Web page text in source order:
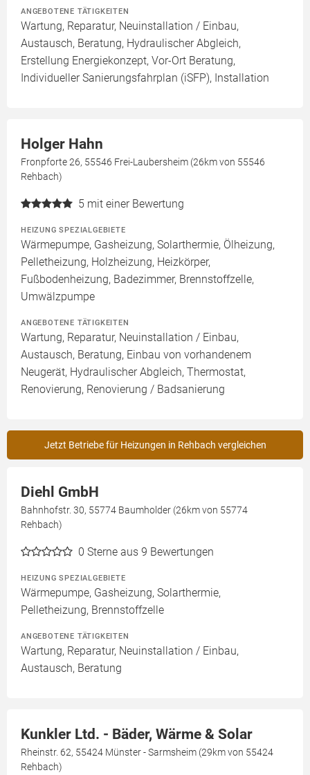
ANGEBOTENE TÄTIGKEITEN
Wartung, Reparatur, Neuinstallation / Einbau,
Austausch, Beratung, Hydraulischer Abgleich,
Erstellung Energiekonzept, Vor-Ort Beratung,
Individueller Sanierungsfahrplan (iSFP), Installation
Holger Hahn
Fronpforte 26, 55546 Frei-Laubersheim (26km von 55546
Rehbach)
5 mit einer Bewertung
HEIZUNG SPEZIALGEBIETE
Wärmepumpe, Gasheizung, Solarthermie, Ölheizung,
Pelletheizung, Holzheizung, Heizkörper,
Fußbodenheizung, Badezimmer, Brennstoffzelle,
Umwälzpumpe
ANGEBOTENE TÄTIGKEITEN
Wartung, Reparatur, Neuinstallation / Einbau,
Austausch, Beratung, Einbau von vorhandenem
Neugerät, Hydraulischer Abgleich, Thermostat,
Renovierung, Renovierung / Badsanierung
Jetzt Betriebe für Heizungen in Rehbach vergleichen
Diehl GmbH
Bahnhofstr. 30, 55774 Baumholder (26km von 55774
Rehbach)
0 Sterne aus 9 Bewertungen
HEIZUNG SPEZIALGEBIETE
Wärmepumpe, Gasheizung, Solarthermie,
Pelletheizung, Brennstoffzelle
ANGEBOTENE TÄTIGKEITEN
Wartung, Reparatur, Neuinstallation / Einbau,
Austausch, Beratung
Kunkler Ltd. - Bäder, Wärme & Solar
Rheinstr. 62, 55424 Münster - Sarmsheim (29km von 55424
Rehbach)